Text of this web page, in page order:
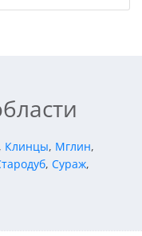
, Клинцы, Мглин,
, Сураж,